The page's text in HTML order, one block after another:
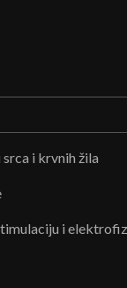
i krvnih žila
i